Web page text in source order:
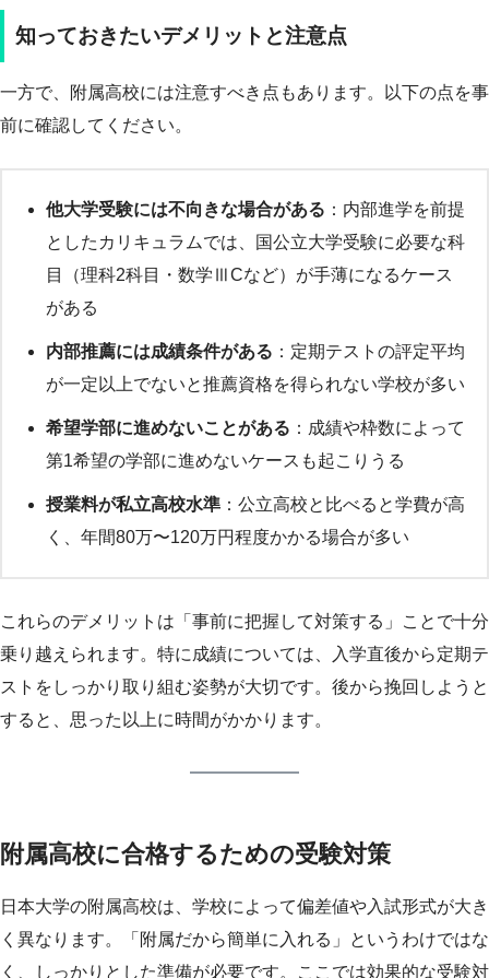
知っておきたいデメリットと注意点
一方で、附属高校には注意すべき点もあります。以下の点を事
前に確認してください。
他大学受験には不向きな場合がある ：内部進学を前提
としたカリキュラムでは、国公立大学受験に必要な科
目（理科2科目・数学ⅢCなど）が手薄になるケース
がある
内部推薦には成績条件がある ：定期テストの評定平均
が一定以上でないと推薦資格を得られない学校が多い
希望学部に進めないことがある ：成績や枠数によって
第1希望の学部に進めないケースも起こりうる
授業料が私立高校水準 ：公立高校と比べると学費が高
く、年間80万〜120万円程度かかる場合が多い
これらのデメリットは「事前に把握して対策する」ことで十分
乗り越えられます。特に成績については、入学直後から定期テ
ストをしっかり取り組む姿勢が大切です。後から挽回しようと
すると、思った以上に時間がかかります。
附属高校に合格するための受験対策
日本大学の附属高校は、学校によって偏差値や入試形式が大き
く異なります。「附属だから簡単に入れる」というわけではな
く、しっかりとした準備が必要です。ここでは効果的な受験対